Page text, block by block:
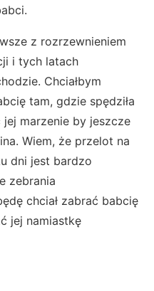
z rozrzewnieniem
i tych latach
Chciałbym
tam, gdzie spędziła
jej marzenie by jeszcze
Wiem, że przelot na
dni jest bardzo
zebrania
chciał zabrać babcię
jej namiastkę